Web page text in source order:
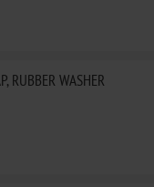
RUBBER WASHER